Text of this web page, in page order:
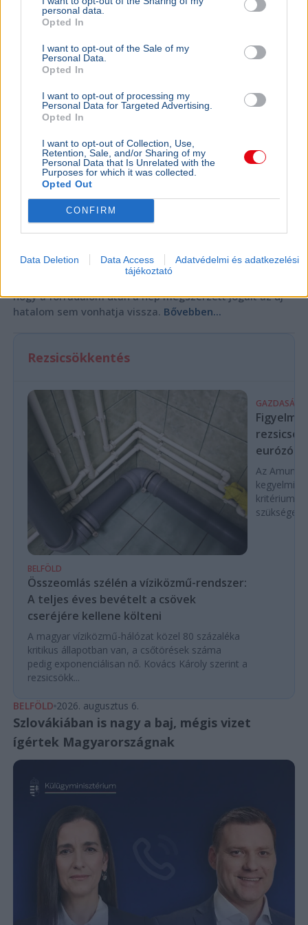
personal data.
Opted In
I want to opt-out of the Sale of my
Personal Data.
Opted In
I want to opt-out of processing my
Personal Data for Targeted Advertising.
Opted In
I want to opt-out of Collection, Use,
Retention, Sale, and/or Sharing of my
Personal Data that Is Unrelated with the
Purposes for which it was collected.
Opted Out
CONFIRM
Data Deletion Data Access
Adatvédelmi és adatkezelési
tájékoztató
BELFÖLD 2026. augusztus 6.
„A nép nem a forradalmár hadserege” –
üzente Gyurcsány Ferenc Magyar Péternek?
Tisza Párt
hogy a forradalom után a nép megszerzett jogait az új
hatalom sem vonhatja vissza. Bővebben...
Rezsicsökkentés
BELFÖLD
Összeomlás szélén a víziközmű-rendszer:
A teljes éves bevételt a csövek
cseréjére kellene költeni
A magyar víziközmű-hálózat közel 80 százaléka
kritikus állapotban van, a csőtörések száma
pedig exponenciálisan nő. Kovács Károly szerint a
rezsicsökk...
GAZDASÁG
Az Amundi
kegyelmi
BELFÖLD 2026. augusztus 6.
Szlovákiában is nagy a baj, mégis vizet
ígértek Magyarországnak